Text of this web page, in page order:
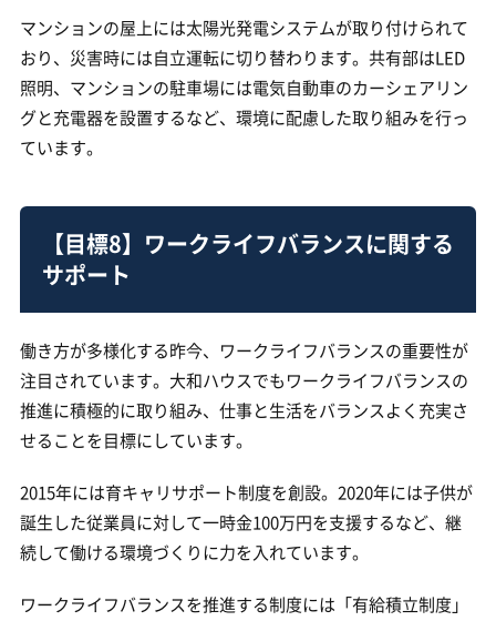
マンションの屋上には太陽光発電システムが取り付けられて
おり、災害時には自立運転に切り替わります。共有部はLED
照明、マンションの駐車場には電気自動車のカーシェアリン
グと充電器を設置するなど、環境に配慮した取り組みを行っ
ています。
【目標8】ワークライフバランスに関する
サポート
働き方が多様化する昨今、ワークライフバランスの重要性が
注目されています。大和ハウスでもワークライフバランスの
推進に積極的に取り組み、仕事と生活をバランスよく充実さ
せることを目標にしています。
2015年には育キャリサポート制度を創設。2020年には子供が
誕生した従業員に対して一時金100万円を支援するなど、継
続して働ける環境づくりに力を入れています。
ワークライフバランスを推進する制度には「有給積立制度」